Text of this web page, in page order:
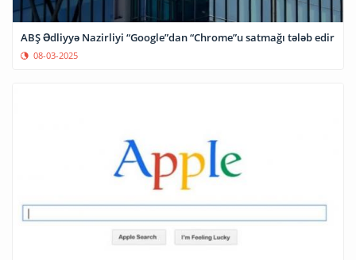
ABŞ Ədliyyə Nazirliyi “Google”dan “Chrome”u satmağı tələb edir
08-03-2025